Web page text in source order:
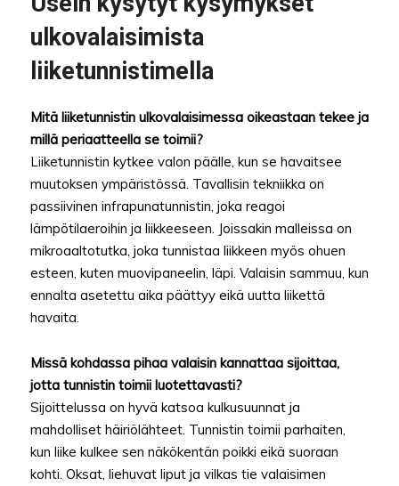
ulkovalaisimista
liiketunnistimella
Mitä liiketunnistin ulkovalaisimessa oikeastaan tekee ja
millä periaatteella se toimii?
Liiketunnistin kytkee valon päälle, kun se havaitsee
muutoksen ympäristössä. Tavallisin tekniikka on
passiivinen infrapunatunnistin, joka reagoi
lämpötilaeroihin ja liikkeeseen. Joissakin malleissa on
mikroaaltotutka, joka tunnistaa liikkeen myös ohuen
esteen, kuten muovipaneelin, läpi. Valaisin sammuu, kun
ennalta asetettu aika päättyy eikä uutta liikettä
havaita.
Missä kohdassa pihaa valaisin kannattaa sijoittaa,
jotta tunnistin toimii luotettavasti?
Sijoittelussa on hyvä katsoa kulkusuunnat ja
mahdolliset häiriölähteet. Tunnistin toimii parhaiten,
kun liike kulkee sen näkökentän poikki eikä suoraan
kohti. Oksat, liehuvat liput ja vilkas tie valaisimen